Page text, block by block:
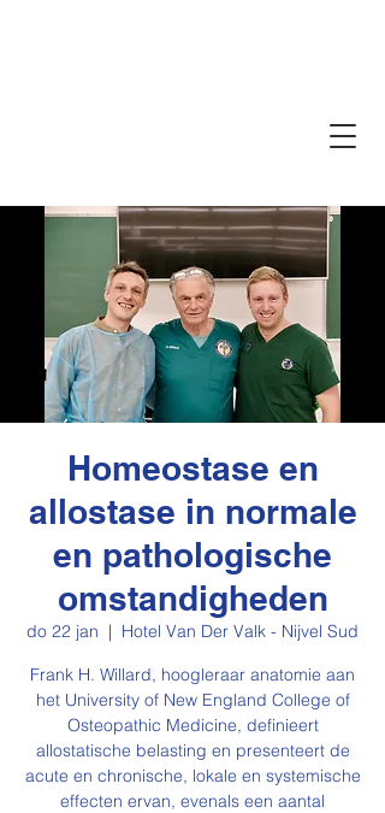
Homeostase en
allostase in normale
en pathologische
omstandigheden
do 22 jan
  |
Hotel Van Der Valk - Nijvel Sud
Frank H. Willard, hoogleraar anatomie aan
het University of New England College of
Osteopathic Medicine, definieert
allostatische belasting en presenteert de
acute en chronische, lokale en systemische
effecten ervan, evenals een aantal